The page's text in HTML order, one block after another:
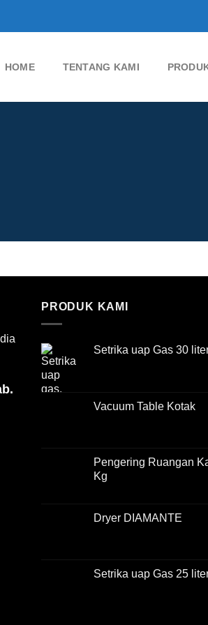
HOME TENTANG KAMI
PRODUK KAMI
Setrika uap Gas 30
Vacuum Table Kotak
Pengering Ruangan
Kg
Dryer DIAMANTE
Setrika uap Gas 25